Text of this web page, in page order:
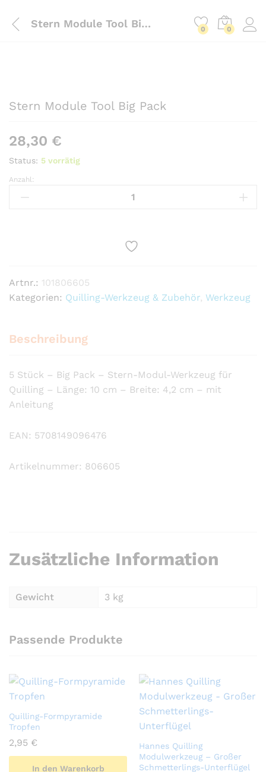
Stern Module Tool Big Pack 0 0
Stern Module Tool Big Pack
28,30 €
Status: 5 vorrätig
Stern
Module
Anzahl:
Artnr.: 101806605
Kategorien: Quilling-Werkzeug & Zubehör, Werkzeug
Beschreibung
5 Stück – Big Pack – Stern-Modul-Werkzeug für
Quilling – Länge: 10 cm – Breite: 4,2 cm – mit
Anleitung
EAN: 5708149096476
Artikelnummer: 806605
Zusätzliche Information
Gewicht 3 kg
Passende Produkte
Quilling-Formpyramide
Tropfen
2,95 €
In den Warenkorb
Hannes Quilling
Modulwerkzeug – Großer
Schmetterlings-Unterflügel